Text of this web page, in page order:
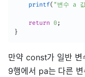
printf( "변수 a
return 0;
}
만약 const가 일반 변
9행에서 pa는 다른